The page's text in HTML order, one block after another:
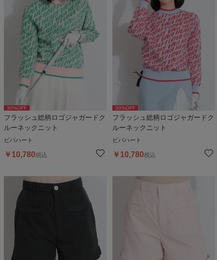
30%OFF
フラッシュ総柄ロゴジャガードク
ルーネックニット
ビバハート
￥ 10,780税込
30%OFF
フラッシュ総柄ロゴジャガードク
ルーネックニット
ビバハート
￥ 10,780税込